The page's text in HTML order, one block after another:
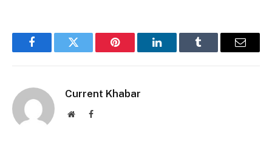
FacebookTwitter Pinterest LinkedInTumblr Email
Current Khabar
WebsiteFacebook